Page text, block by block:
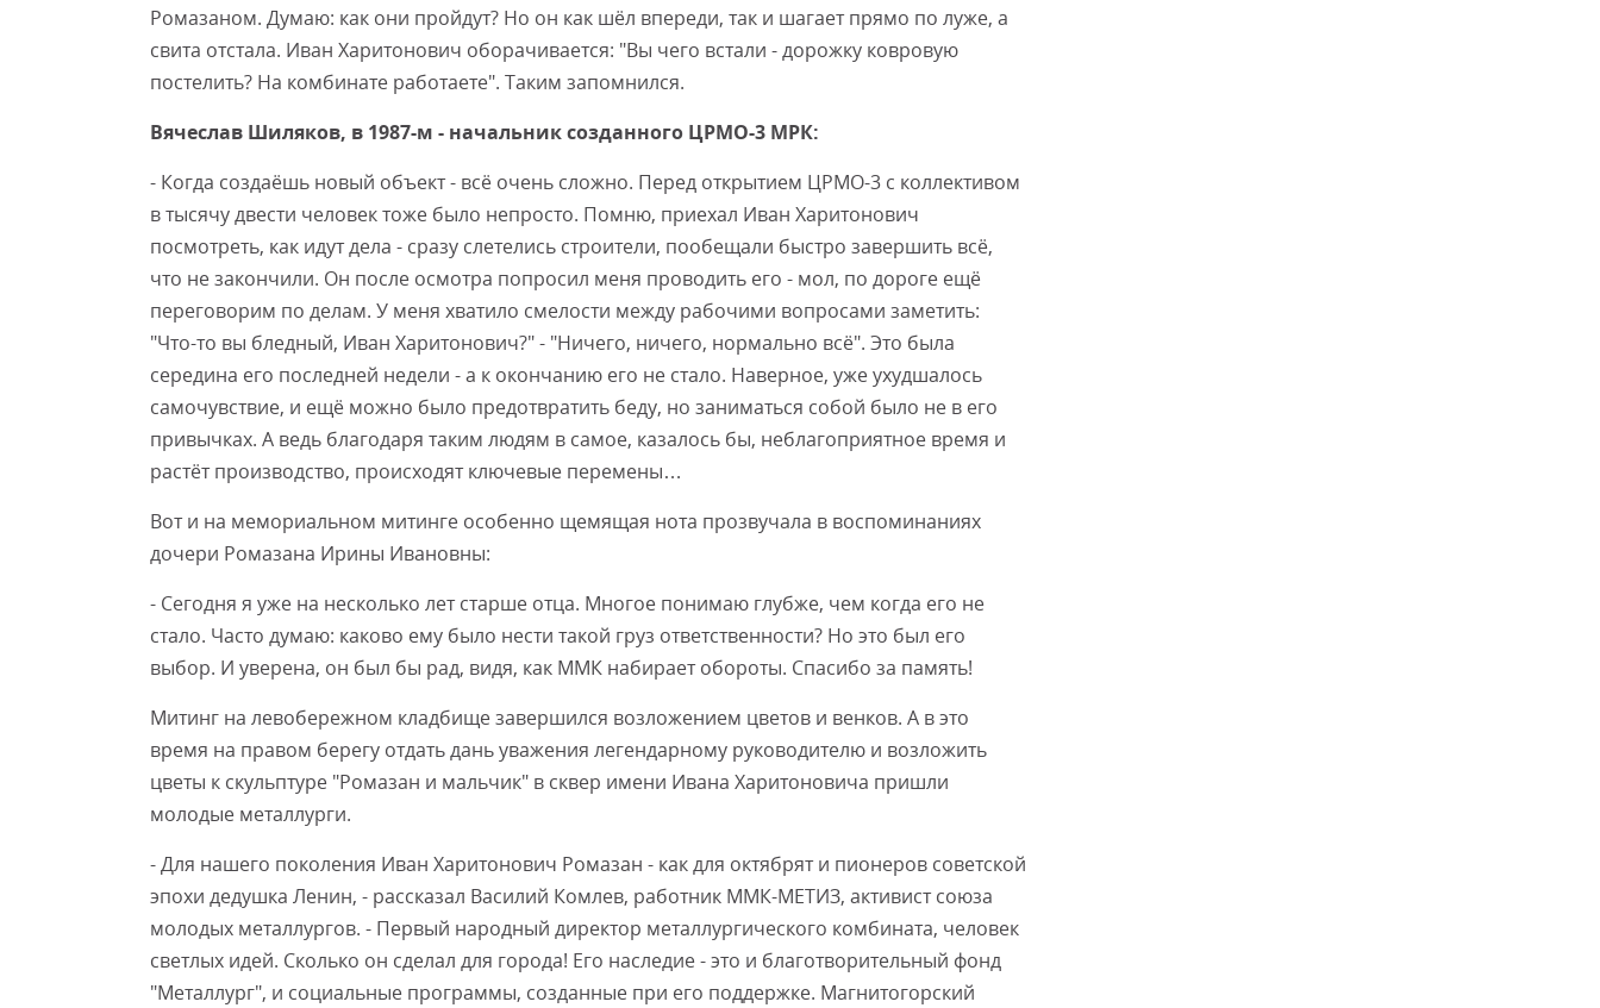
Ромазаном. Думаю: как они пройдут? Но он как шёл впереди, так и шагает прямо по луже, а
свита отстала. Иван Харитонович оборачивается: "Вы чего встали - дорожку ковровую
постелить? На комбинате работаете". Таким запомнился.
Вячеслав Шиляков, в 1987-м - начальник созданного ЦРМО-3 МРК:
- Когда создаёшь новый объект - всё очень сложно. Перед открытием ЦРМО-3 с коллективом
в тысячу двести человек тоже было непросто. Помню, приехал Иван Харитонович
посмотреть, как идут дела - сразу слетелись строители, пообещали быстро завершить всё,
что не закончили. Он после осмотра попросил меня проводить его - мол, по дороге ещё
переговорим по делам. У меня хватило смелости между рабочими вопросами заметить:
"Что-то вы бледный, Иван Харитонович?" - "Ничего, ничего, нормально всё". Это была
середина его последней недели - а к окончанию его не стало. Наверное, уже ухудшалось
самочувствие, и ещё можно было предотвратить беду, но заниматься собой было не в его
привычках. А ведь благодаря таким людям в самое, казалось бы, неблагоприятное время и
растёт производство, происходят ключевые перемены…
Вот и на мемориальном митинге особенно щемящая нота прозвучала в воспоминаниях
дочери Ромазана Ирины Ивановны:
- Сегодня я уже на несколько лет старше отца. Многое понимаю глубже, чем когда его не
стало. Часто думаю: каково ему было нести такой груз ответственности? Но это был его
выбор. И уверена, он был бы рад, видя, как ММК набирает обороты. Спасибо за память!
Митинг на левобережном кладбище завершился возложением цветов и венков. А в это
время на правом берегу отдать дань уважения легендарному руководителю и возложить
цветы к скульптуре "Ромазан и мальчик" в сквер имени Ивана Харитоновича пришли
молодые металлурги.
- Для нашего поколения Иван Харитонович Ромазан - как для октябрят и пионеров советской
эпохи дедушка Ленин, - рассказал Василий Комлев, работник ММК-МЕТИЗ, активист союза
молодых металлургов. - Первый народный директор металлургического комбината, человек
светлых идей. Сколько он сделал для города! Его наследие - это и благотворительный фонд
"Металлург", и социальные программы, созданные при его поддержке. Магнитогорский